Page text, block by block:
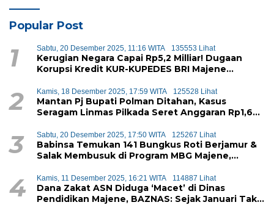
Popular Post
1 Sabtu, 20 Desember 2025, 11:16 WITA 135553 Lihat
Kerugian Negara Capai Rp5,2 Milliar! Dugaan
Korupsi Kredit KUR-KUPEDES BRI Majene
2 Kamis, 18 Desember 2025, 17:59 WITA 125528 Lihat
Mantan Pj Bupati Polman Ditahan, Kasus
Seragam Linmas Pilkada Seret Anggaran Rp1,6
3 Sabtu, 20 Desember 2025, 17:50 WITA 125267 Lihat
Babinsa Temukan 141 Bungkus Roti Berjamur &
Salak Membusuk di Program MBG Majene,
4 Kamis, 11 Desember 2025, 16:21 WITA 114887 Lihat
Dana Zakat ASN Diduga ‘Macet’ di Dinas
Pendidikan Majene, BAZNAS: Sejak Januari Tak